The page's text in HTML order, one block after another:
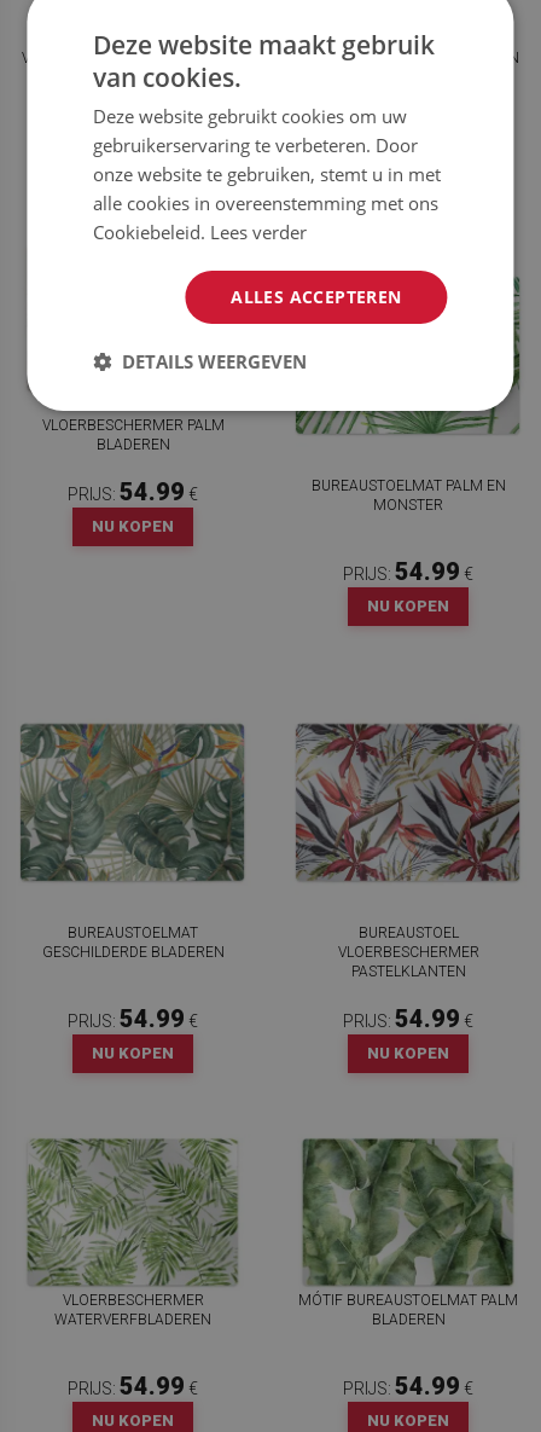
BUREAUSTOEL
VLOERBESCHERMER TROPISCHE
PLANTEN
PRIJS:54.99€
NU KOPEN
BUREAUSTOEL
VLOERBESCHERMER VOGELS EN
PRIJS:54.99
NU KOPEN
VLOERBESCHERMER PALM
BLADEREN
PRIJS: 54.99 €
NU KOPEN
BUREAUSTOELMAT PALM EN
MONSTER
PRIJS: 54.99 €
NU KOPEN
BUREAUSTOELMAT
GESCHILDERDE BLADEREN
PRIJS: 54.99 €
NU KOPEN
BUREAUSTOEL
VLOERBESCHERMER
PASTELKLANTEN
PRIJS: 54.99 €
NU KOPEN
VLOERBESCHERMER
WATERVERFBLADEREN
PRIJS: 54.99 €
NU KOPEN
MÓTIF BUREAUSTOELMAT PALM
BLADEREN
PRIJS: 54.99 €
NU KOPEN
Deze website maakt gebruik
van cookies.
Deze website gebruikt cookies om uw
gebruikerservaring te verbeteren. Door
onze website te gebruiken, stemt u in met
alle cookies in overeenstemming met ons
Cookiebeleid. Lees verder
ALLES ACCEPTEREN
DETAILS WEERGEVEN